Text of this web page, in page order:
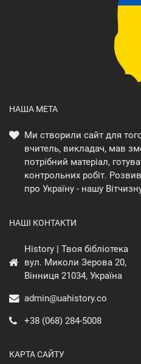
НАША МЕТА
Ми створили сайт для
вчитель, викладач, мав
потрібний матеріал,
контрольних робіт.
про Україну - нашу
НАШІ КОНТАКТИ
History | Твоя бібліотека
вул. Миколи Зерова 20,
Вінниця 21034, Україна
admin@uahistory.co
+38 (068) 284-5008
КАРТА САЙТУ